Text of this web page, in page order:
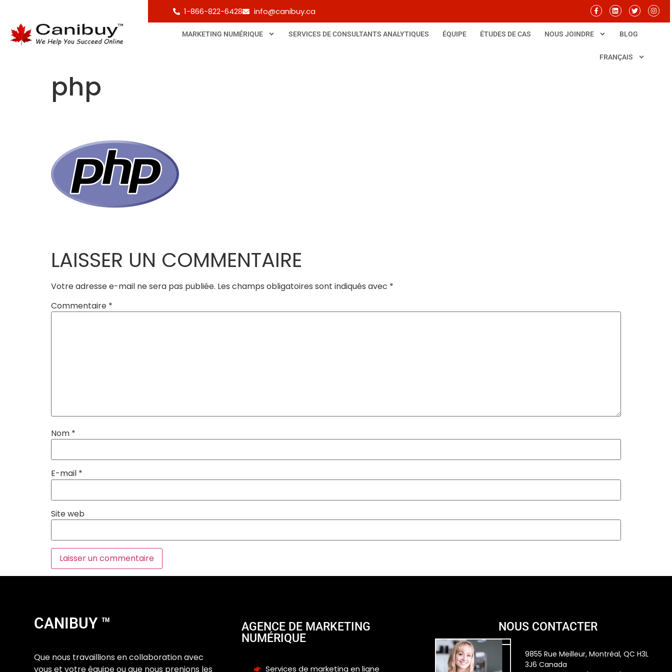
1-866-822-6428 info@canibuy.ca
MARKETING NUMÉRIQUE SERVICES DE CONSULTANTS ANALYTIQUES ÉQUIPE ÉTUDES DE CAS NOUS JOINDRE BLOG
FRANÇAIS
php
LAISSER UN COMMENTAIRE
Votre adresse e-mail ne sera pas publiée. Les champs obligatoires sont indiqués avec *
Commentaire *
Nom *
E-mail *
Site web
CANIBUY ™
Que nous travaillions en collaboration avec
vous et votre équipe ou que nous prenions les
AGENCE DE MARKETING
NUMÉRIQUE
Services de marketing en ligne
NOUS CONTACTER
9855 Rue Meilleur, Montréal, QC H3L
3J6 Canada